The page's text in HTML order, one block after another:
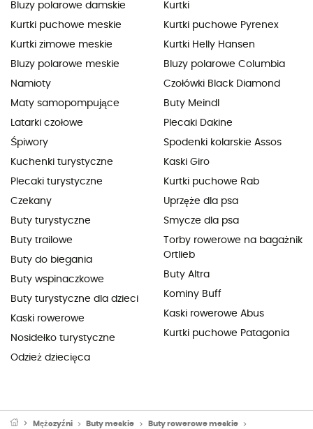
Bluzy polarowe damskie
Kurtki puchowe meskie
Kurtki zimowe meskie
Bluzy polarowe meskie
Namioty
Maty samopompujące
Latarki czołowe
Śpiwory
Kuchenki turystyczne
Plecaki turystyczne
Czekany
Buty turystyczne
Buty trailowe
Buty do biegania
Buty wspinaczkowe
Buty turystyczne dla dzieci
Kaski rowerowe
Nosidełko turystyczne
Odzież dziecięca
Kurtki
Kurtki puchowe Pyrenex
Kurtki Helly Hansen
Bluzy polarowe Columbia
Czołówki Black Diamond
Buty Meindl
Plecaki Dakine
Spodenki kolarskie Assos
Kaski Giro
Kurtki puchowe Rab
Uprzęże dla psa
Smycze dla psa
Torby rowerowe na bagażnik
Ortlieb
Buty Altra
Kominy Buff
Kaski rowerowe Abus
Kurtki puchowe Patagonia
Mężczyźni Buty meskie Buty rowerowe meskie